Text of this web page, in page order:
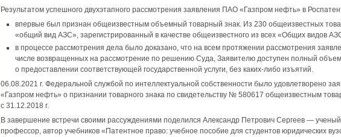
Результатом успешного двухэтапного рассмотрения заявления ПАО «Газпром нефть» в
впервые был признан общеизвестным объемный товарный знак. Из 230 общеизвестных
«общий вид АЗС», зарегистрированный в качестве общеизвестного из всех «Общих видов
в процессе рассмотрения дела было доказано, что на всем протяжении рассмотрения
числе возвращенных на рассмотрение по решению Суда, Заявителю доступен полный
о предоставлении соответствующей государственной услуги, без каких-либо изъятий.
06.08.2021 г. Федеральной службой по интеллектуальной собственности было удовлетворено
«Газпром нефть» о признании товарного знака по свидетельству № 580617 общеизвестным
с 31.12.2018 г.
В завершение встречи своими рассуждениями поделился Александр Петрович Сергеев —
профессор, автор учебников «Патентное право: учебное пособие для студентов юридических